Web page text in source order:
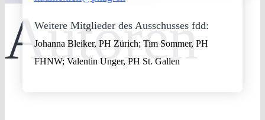
Weitere Mitglieder des Ausschusses fdd:
Johanna Bleiker, PH Zürich; Tim Sommer, PH
FHNW; Valentin Unger, PH St. Gallen
Autoren